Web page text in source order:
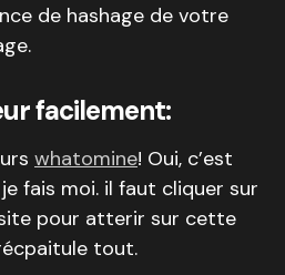
de hashage de votre
facilement:
whatomine! Oui, c’est
fais moi. il faut cliquer sur
pour atterir sur cette
tout.